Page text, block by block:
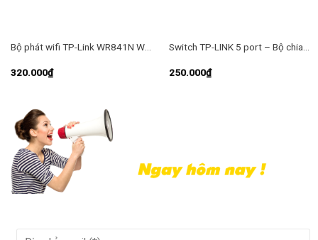
Bộ phát wifi TP-Link WR841N Wireless 300Mbps
320.000₫ 250.000₫